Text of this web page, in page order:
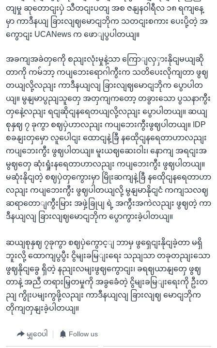
တျမှု ဆုတောငျးပှဲ သီတငျးပတျ အစ ဇနျနဝါရီလ ၁၈ ရကျနေ့
မှာ ကာဒီနယျ ခြားလျဈမောငျဘိုက သတငျးစကား ပေးပို့တဲ့ အ
ကွောငျး UCANews က ဖောျပွပါတယျ။
အခကျအခဲတှကေို စညျးလုံးမှုနဲ့သာ ကြောျလှှားနိုငျမယျဆို
တာကို ကမ်ဘာ့ ကပျဘေးရောဂါကွီးက သတိပေးလိုကျတာ ဖွဈ
တယျလို့လညျး ကာဒီနယျလျ ခြားလျဈမောငျဘိုက ပွောပါတ
ယျ။ မွနျမာပွညျသူတှေ အတှကျကတော့ တခွားသော ပွသနာကွီး
တှနေဲ့လညျး ရငျဆိုငျနရေတယျလို့လညျး ပွောပါတယျ။ ဆယျ
စုနှဈ ၇ ခုကွာ စဈပှဲဟာလညျး ကပျဘေးကွီးဖွဈပါတယျ။ IDP
စခနျးတှမှော လူပေါငျး ထောငျနဲ့ခြီ နထေိုငျနရေတာဟာလညျး
ကပျဘေးကွီး ဖွဈပါတယျ။ မူးယဈဆေးဝါး၊ နောကျ အရငျးအ
မွဈတှေ ဆုံးရှုံးနရေတာဟာလညျး ကပျဘေးကွီး ဖွဈပါတယျ။
မဆုံးနိုငျတဲ့ စဈပှဲတှကွေားမှာ မြိုးဆကျနဲ့ခြီ နထေိုငျနရေတာဟာ
လညျး ကပျဘေးကွီး ဖွဈပါတယျလို့ မွနျမာနိုငျငံ ကကျသလဈ
ဆရာတောျကွီးမြား အဖှဲ့ခြုပျ ရဲ့ အကွီးအကဲလညျး ဖွဈတဲ့ ကာ
ဒီနယျလျ ခြားလျဈမောငျဘိုက ပွောကွားခဲ့ပါတယျ။
ဆယျစုနှဈ ၇ခုကွာ စဈပှဲကွောင့ျ ဘာမှ ဖွရှေငျးနိုငျခဲ့တာ မရှိ
ဘူးလို့ ထောကျပွပွီး ငွိမျးခမြျးရေး သညျသာ တခုတညျးသော
ဖွဈနိုငျခွေ ရှိတဲ့ နညျးလမျးဖွဈကွောငျး၊ ခရဈယာနျတှေ ဖွဈ
တာနဲ့ အညီ တရားမြှတမှုကို အခွခေံတဲ့ ငွိမျးခမြျးရေးကို ဦးတ
ညျ ကွိုးပမျးကွဖို့လညျး ကာဒီနယျလျ ခြားလျဈ မောငျဘိုက
တိုကျတှနျးခဲ့ပါတယျ။
မျှဝေပါ Follow us